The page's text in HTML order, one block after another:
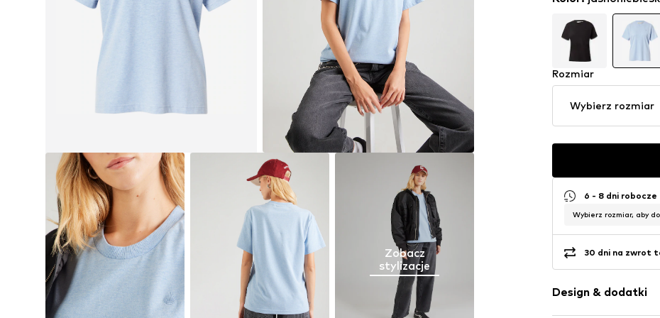
Zobacz
stylizacje
Rozmiar
Wybierz rozmiar
6 - 8 dni robocze
Wybierz rozmiar, aby
30 dni na zwrot
Design & dodatki